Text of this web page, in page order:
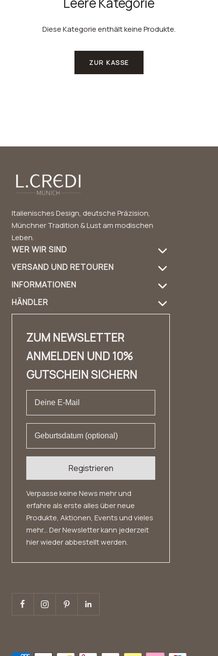
Diese Kategorie enthält keine Produkte.
ZUR KASSE
Italienisches Design, deutsche Präzision,
Münchner Tradition & Lust am modischen
Leben.
WER WIR SIND
Über uns
Produktpflege
Handbag Guide
Lookbook
Erfahrungsberichte
VERSAND UND RETOUREN
Versandinformation
Retouren
INFORMATIONEN
FAQ
✨ Karriere ✨
Impressum
Datenschutz
HÄNDLER
Händler Kontakt
Fashion Cloud
Private Label
ZUM NEWSLETTER
ANMELDEN UND 10%
GUTSCHEIN SICHERN
Registrieren
Verpasse keine News mehr und
erfahre als erste alles über neue
Produkte, Aktionen, Events und vieles
mehr... Der Newsletter kann jederzeit
hier wieder abbestellt werden.